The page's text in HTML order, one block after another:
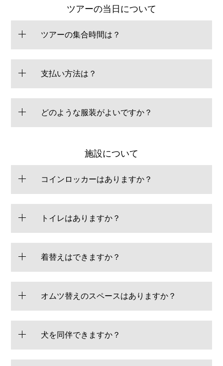
ツアーの当日について
ツアーの集合時間は？
支払い方法は？
どのような服装がよいですか？
施設について
コインロッカーはありますか？
トイレはありますか？
着替えはできますか？
オムツ替えのスペースはありますか？
犬を同伴できますか？